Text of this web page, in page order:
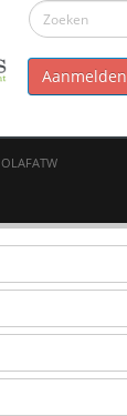
Aanmelden
OLAFATW